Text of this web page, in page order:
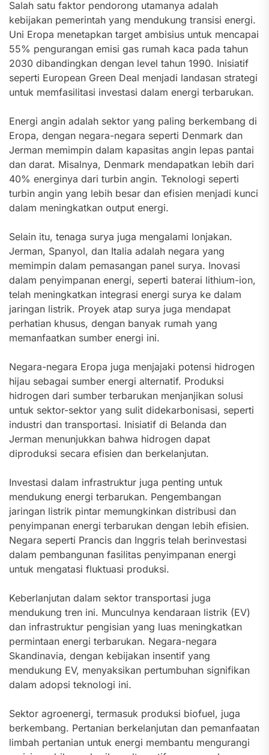
Salah satu faktor pendorong utamanya adalah
kebijakan pemerintah yang mendukung transisi energi.
Uni Eropa menetapkan target ambisius untuk mencapai
55% pengurangan emisi gas rumah kaca pada tahun
2030 dibandingkan dengan level tahun 1990. Inisiatif
seperti European Green Deal menjadi landasan strategi
untuk memfasilitasi investasi dalam energi terbarukan.
Energi angin adalah sektor yang paling berkembang di
Eropa, dengan negara-negara seperti Denmark dan
Jerman memimpin dalam kapasitas angin lepas pantai
dan darat. Misalnya, Denmark mendapatkan lebih dari
40% energinya dari turbin angin. Teknologi seperti
turbin angin yang lebih besar dan efisien menjadi kunci
dalam meningkatkan output energi.
Selain itu, tenaga surya juga mengalami lonjakan.
Jerman, Spanyol, dan Italia adalah negara yang
memimpin dalam pemasangan panel surya. Inovasi
dalam penyimpanan energi, seperti baterai lithium-ion,
telah meningkatkan integrasi energi surya ke dalam
jaringan listrik. Proyek atap surya juga mendapat
perhatian khusus, dengan banyak rumah yang
memanfaatkan sumber energi ini.
Negara-negara Eropa juga menjajaki potensi hidrogen
hijau sebagai sumber energi alternatif. Produksi
hidrogen dari sumber terbarukan menjanjikan solusi
untuk sektor-sektor yang sulit didekarbonisasi, seperti
industri dan transportasi. Inisiatif di Belanda dan
Jerman menunjukkan bahwa hidrogen dapat
diproduksi secara efisien dan berkelanjutan.
Investasi dalam infrastruktur juga penting untuk
mendukung energi terbarukan. Pengembangan
jaringan listrik pintar memungkinkan distribusi dan
penyimpanan energi terbarukan dengan lebih efisien.
Negara seperti Prancis dan Inggris telah berinvestasi
dalam pembangunan fasilitas penyimpanan energi
untuk mengatasi fluktuasi produksi.
Keberlanjutan dalam sektor transportasi juga
mendukung tren ini. Munculnya kendaraan listrik (EV)
dan infrastruktur pengisian yang luas meningkatkan
permintaan energi terbarukan. Negara-negara
Skandinavia, dengan kebijakan insentif yang
mendukung EV, menyaksikan pertumbuhan signifikan
dalam adopsi teknologi ini.
Sektor agroenergi, termasuk produksi biofuel, juga
berkembang. Pertanian berkelanjutan dan pemanfaatan
limbah pertanian untuk energi membantu mengurangi